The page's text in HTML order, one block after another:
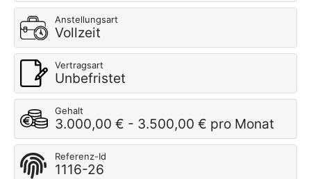
Anstellungsart
Vollzeit
Vertragsart
Unbefristet
Gehalt
3.000,00 € - 3.500,00 € pro Monat
Referenz-Id
1116-26